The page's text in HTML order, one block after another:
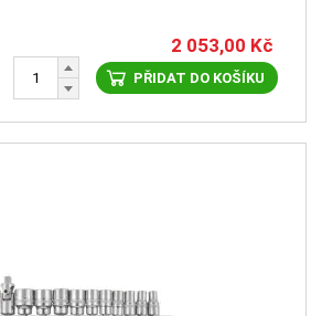
2 053,00 Kč
PŘIDAT DO KOŠÍKU